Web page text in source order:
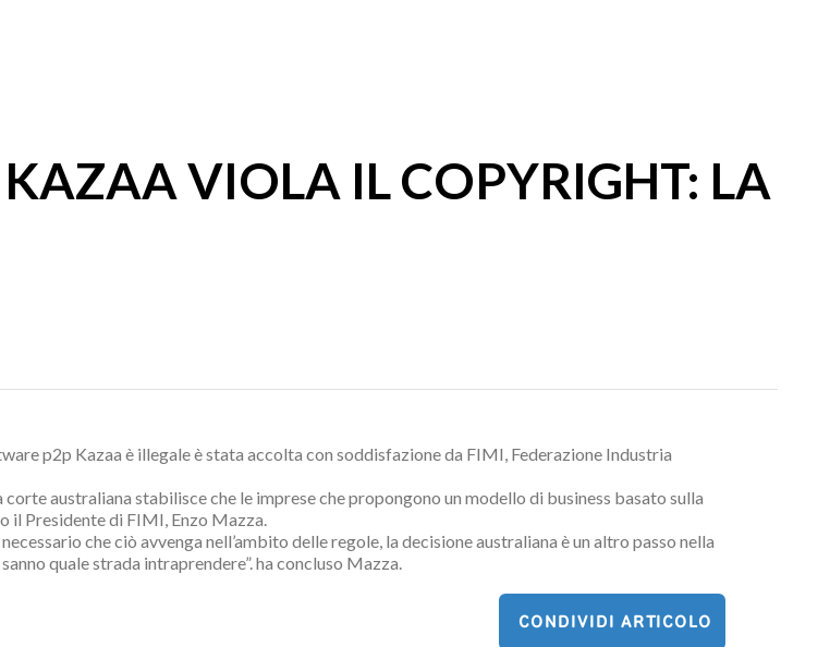
VIOLA IL COPYRIGHT: LA
p2p Kazaa è illegale è stata accolta con soddisfazione da FIMI, Federazione Industria
australiana stabilisce che le imprese che propongono un modello di business basato sulla
il Presidente di FIMI, Enzo Mazza.
che ciò avvenga nell’ambito delle regole, la decisione australiana è un altro passo nella
quale strada intraprendere”. ha concluso Mazza.
CONDIVIDI ARTICOLO